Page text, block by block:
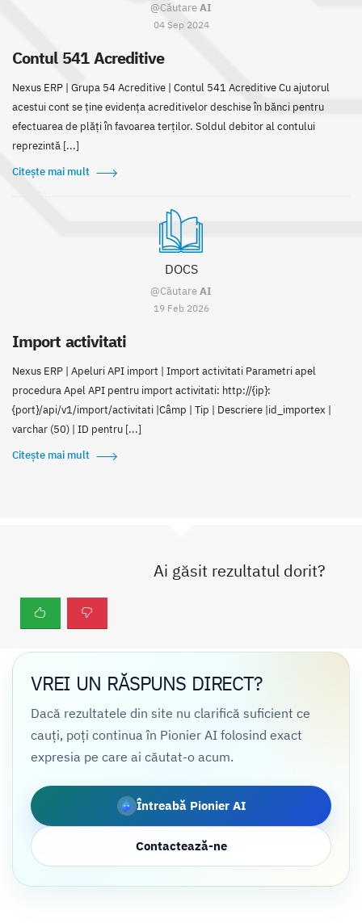
@CăutareAI
04 Sep 2024
Contul 541 Acreditive
Nexus ERP | Grupa 54 Acreditive | Contul 541 Acreditive Cu ajutorul
acestui cont se ține evidența acreditivelor deschise în bănci pentru
efectuarea de plăți în favoarea terților. Soldul debitor al contului
reprezintă [...]
Citește mai mult
DOCS
@CăutareAI
19 Feb 2026
Import activitati
Nexus ERP | Apeluri API import | Import activitati Parametri apel
procedura Apel API pentru import activitati: http://{ip}:
{port}/api/v1/import/activitati |Câmp | Tip | Descriere |id_importex |
varchar (50) | ID pentru [...]
Citește mai mult
Ai găsit rezultatul dorit?
VREI UN RĂSPUNS DIRECT?
Dacă rezultatele din site nu clarifică suficient ce
cauți, poți continua în Pionier AI folosind exact
expresia pe care ai căutat-o acum.
Întreabă Pionier AI
Contactează-ne